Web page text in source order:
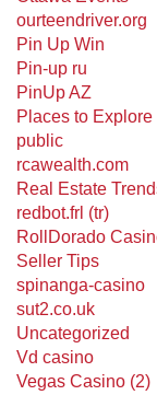
ourteendriver.org
Pin Up Win
Pin-up ru
PinUp AZ
Places to Explore
public
rcawealth.com
Real Estate
redbot.frl (tr)
RollDorado
Seller Tips
spinanga-casino
sut2.co.uk
Uncategorized
Vd casino
Vegas Casino (2)